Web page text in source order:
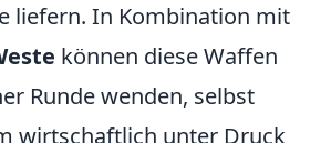
liefern. In Kombination mit
können diese Waffen
Runde wenden, selbst
wirtschaftlich unter Druck